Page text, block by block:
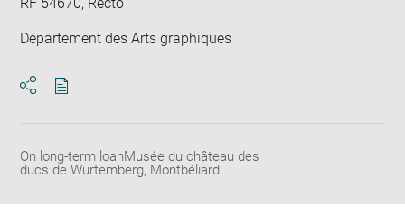
Département des Arts graphiques
On long-term loanMusée du château des
ducs de Würtemberg, Montbéliard